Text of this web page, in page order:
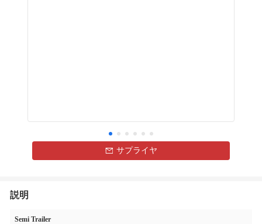
サプライヤ
説明
Semi Trailer